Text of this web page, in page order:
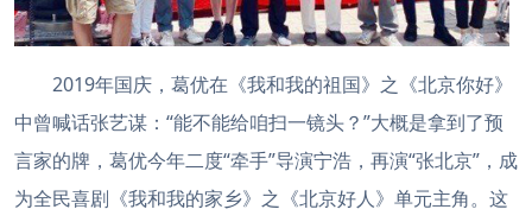
2019年国庆，葛优在《我和我的祖国》之《北京你好》
中曾喊话张艺谋：“能不能给咱扫一镜头？”大概是拿到了预
言家的牌，葛优今年二度“牵手”导演宁浩，再演“张北京”，成
为全民喜剧《我和我的家乡》之《北京好人》单元主角。这